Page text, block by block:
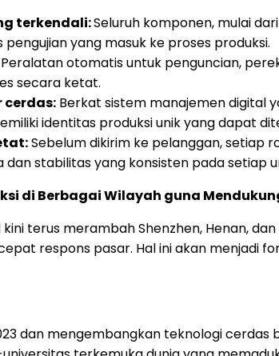
terkendali:Seluruh komponen, mulai
yang masuk ke proses produksi.
Peralatan otomatis untuk penguncian,
secara ketat.
Berkat sistem manajemen digital
identitas produksi unik yang dapat
Sebelum dikirim ke pelanggan, setiap
stabilitas yang konsisten pada setiap
di Berbagai Wilayah guna
terus merambah Shenzhen, Henan,
respons pasar. Hal ini akan menjadi
dan mengembangkan teknologi cerdas